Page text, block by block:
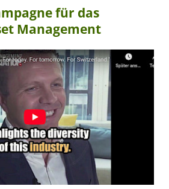
für das
Management